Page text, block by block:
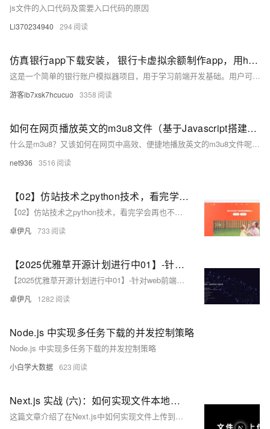
js文件的入口代码及需要入口代码的原因
Li370234940 294
仿真银行app下载安装， 银行卡虚拟余额制作app，用html+css+js实现逼真娱乐工具
这是一个简单的银行账户模拟器项目，用于学习前端开发基础。用户可进行存款、取款操作，所有数据存储于浏览器内存中
游客ib7xsk7hcucuo 3358
如何在网页播放英文的m3u8文件（基于Javascript搭建的在线网页工具）
什么是m3u8？又该如何在网页中高效、便捷地播放英文的m3u8文件呢？今天这篇文章就带你一起了解，并推荐一种基于Javascript搭建的在线网页工具，让你轻松解决播放问题。
net936 3516
【02】仿站技术之python技术，看完学会再也不用去购买收费工具了-本次找了小影-感觉页面很好看-本次是爬取vue需要用到Puppeteer库用node.js扒一个app下载落地页-包括安卓android下载（简单）-ios苹果plist下载（稍微麻烦一丢丢）-优雅草卓伊凡
【02】仿站技术之python技术，看完学会再也不用去购买收费工具了-本次找了小影-感觉页面很好看-本次是爬取vue需要用到Puppeteer库用node.js扒一个app下载落地页-包括安卓android下载（简单）-ios苹果plist下载（稍微麻烦一丢丢）-优雅草卓伊凡
卓伊凡 733
【2025优雅草开源计划进行中01】-针对web前端开发初学者使用-优雅草科技官网-纯静态页面html+css+JavaScript可直接下载使用-开源-首页为优雅草吴银满工程师原创-优雅草卓伊凡发布
【2025优雅草开源计划进行中01】-针对web前端开发初学者使用-优雅草科技官网-纯静态页面html+css+JavaScript可直接下载使用-开源-首页为优雅草吴银满工程师原创-优雅草卓伊凡发布
卓伊凡 1282
Node.js 中实现多任务下载的并发控制策略
Node.js 中实现多任务下载的并发控制策略
小白学大数据 623
Next.js 实战 (六)：如何实现文件本地上传
这篇文章介绍了在Next.js中如何实现文件上传到本地的方法。文章首先提到Next.js官方文档中没有提供文件上传的实例代码，因此开发者需要自行实现，通常有两种思路：使用Node.js原生上传或使用第三方插件如multer。接着，文章选择了使用Node.js原生上传的方式来讲解实现过程，包括如何通过哈希值命名文件、上传到指定目录以及如何分类文件夹。然后，文章展示了具体的实现步骤，包括编写代码来处理文件上传，并给出了代码示例。最后，文章通过一个效果演示说明了如何通过postman模拟上传文件，并展示了上传后的文件夹结构。